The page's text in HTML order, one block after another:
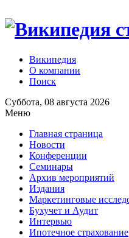
Википедия
О компании
Поиск
Суббота, 08 августа 2026
Меню
Главная страница
Новости
Конференции
Семинары
Архив мероприятий
Издания
Маркетинговые
Бухучет и Аудит
Интервью
Ипотечное страхование